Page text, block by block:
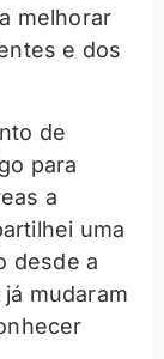
melhorar
e dos
de
para
a
uma
desde a
mudaram